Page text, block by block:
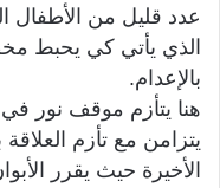
عدد قليل من الأطفال
الذي يأتي كي يحبط
بالإعدام.
هنا يتأزم موقف نور في
يتزامن مع تأزم
الأخيرة حيث يقرر